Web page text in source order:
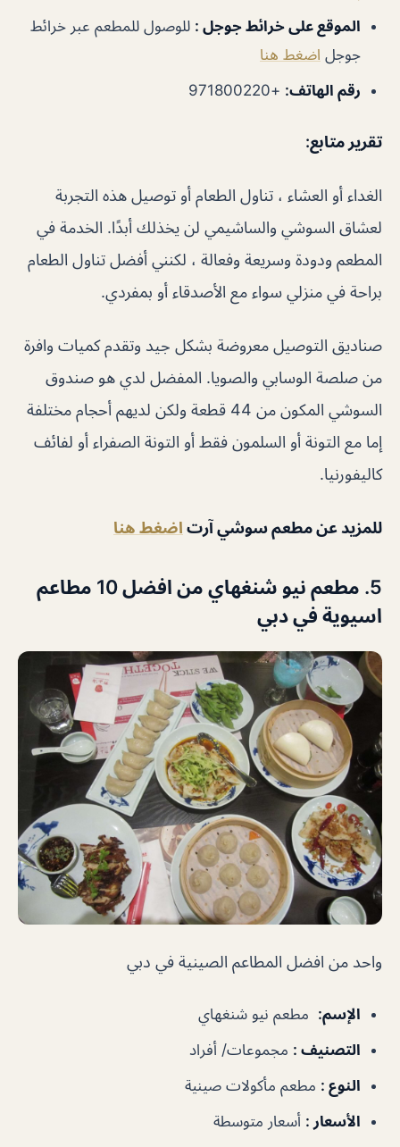
الموقع على خرائط جوجل : للوصول للمطعم عبر خرائط
جوجل اضغط هنا
رقم الهاتف:
+971800220
تقرير متابع:
الغداء أو العشاء ، تناول الطعام أو توصيل هذه التجربة
لعشاق السوشي والساشيمي لن يخذلك أبدًا. الخدمة في
المطعم ودودة وسريعة وفعالة ، لكنني أفضل تناول الطعام
براحة في منزلي سواء مع الأصدقاء أو بمفردي.
صناديق التوصيل معروضة بشكل جيد وتقدم كميات وافرة
من صلصة الوسابي والصويا. المفضل لدي هو صندوق
السوشي المكون من 44 قطعة ولكن لديهم أحجام مختلفة
إما مع التونة أو السلمون فقط أو التونة الصفراء أو لفائف
كاليفورنيا.
للمزيد عن مطعم سوشي آرت اضغط هنا
5. مطعم نيو شنغهاي من افضل 10 مطاعم
اسيوية في دبي
واحد من افضل المطاعم الصينية في دبي
الإسم: مطعم نيو شنغهاي
التصنيف : مجموعات/ أفراد
النوع : مطعم مأكولات صينية
الأسعار : أسعار متوسطة